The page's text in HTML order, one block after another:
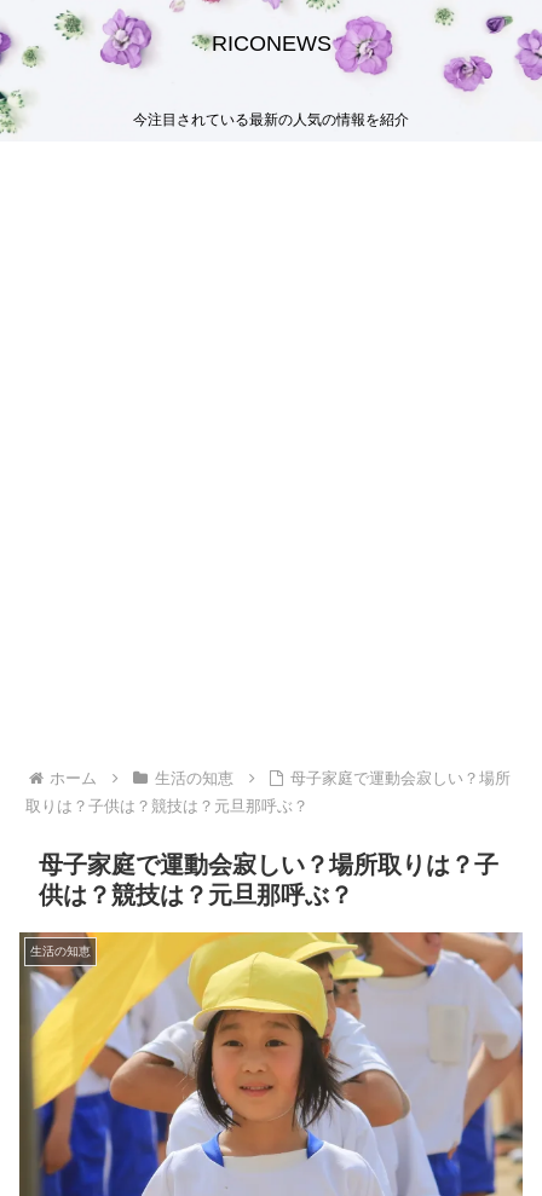
RICONEWS
今注目されている最新の人気の情報を紹介
ホーム 生活の知恵
母子家庭で運動会寂しい？場所
取りは？子供は？競技は？元旦那呼ぶ？
母子家庭で運動会寂しい？場所取りは？子
供は？競技は？元旦那呼ぶ？
生活の知恵